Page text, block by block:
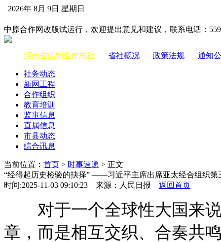
2026年 8月 9日 星期日
中原合作网改版试运行，欢迎提出意见和建议，联系电话：
河南省供销合作总社 省社概况 政策法规 通知
社务动态
新网工程
合作组织
教育培训
监事信息
直属信息
市县动态
综合讯息
当前位置： 首页 > 时事速递 > 正文
“经得起历史检验的抉择” ——习近平主席出席亚太经合组织
时间:2025-11-03 09:10:23 来源：人民日报 返回首页
对于一个全球性大国来说
章，而是相互交织、合奏共